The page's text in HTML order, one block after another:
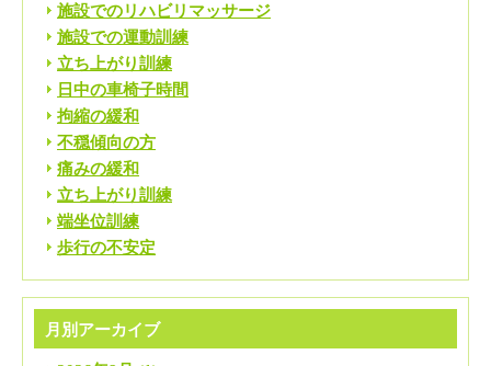
施設でのリハビリマッサージ
施設での運動訓練
立ち上がり訓練
日中の車椅子時間
拘縮の緩和
不穏傾向の方
痛みの緩和
立ち上がり訓練
端坐位訓練
歩行の不安定
月別アーカイブ